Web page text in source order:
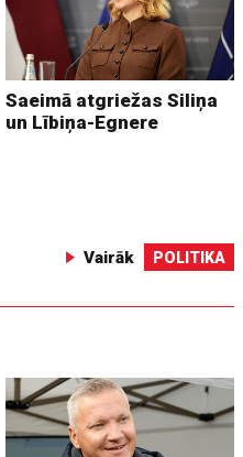
Saeimā atgriežas Siliņa
un Lībiņa-Egnere
Vairāk POLITIKA